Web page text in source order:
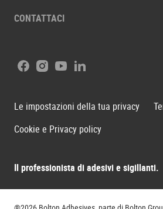
CONTATTACI
Il professionista di adesivi e sigillanti.
Facebook
Instagram
YoutubeLinkedIn
Le impostazioni della tua privacy
Cookie e Privacy policy